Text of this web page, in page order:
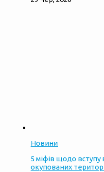
Новини
5 міфів щодо вступу
окупованих